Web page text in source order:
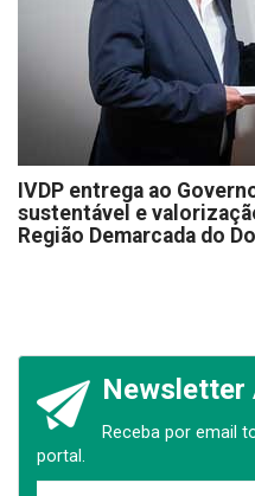
IVDP entrega ao
sustentável e
Região Demarcada do
Newsletter
Receba por email
portal.